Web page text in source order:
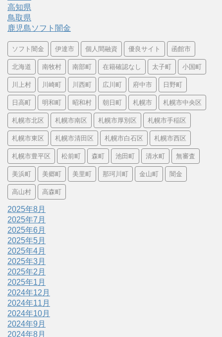
高知県
鳥取県
鹿児島ソフト闇金
ソフト闇金 伊達市 個人間融資 優良サイト 函館市
北海道 南牧村 南部町 在籍確認なし 太子町 小国町
川上村 川崎町 川西町 広川町 府中市 日野町
日高町 明和町 昭和村 朝日町 札幌市 札幌市中央区
札幌市北区 札幌市南区 札幌市厚別区 札幌市手稲区
札幌市東区 札幌市清田区 札幌市白石区 札幌市西区
札幌市豊平区 松前町 森町 池田町 清水町 無審査
美浜町 美郷町 美里町 那珂川町 金山町 闇金
高山村 高森町
2025年8月
2025年7月
2025年6月
2025年5月
2025年4月
2025年3月
2025年2月
2025年1月
2024年12月
2024年11月
2024年10月
2024年9月
2024年8月